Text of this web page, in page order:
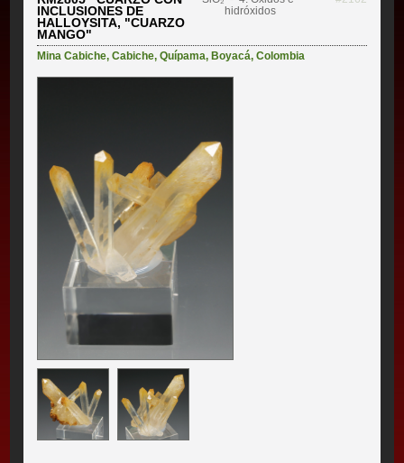
INCLUSIONES DE
HALLOYSITA, "CUARZO
MANGO"
hidróxidos
Mina Cabiche,Cabiche,Quípama, Boyacá,Colombia